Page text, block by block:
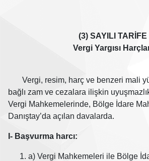
(3) SAYILI TARİFE
Vergi Yargısı
Vergi, resim, harç ve benzeri mali
bağlı zam ve cezalara ilişkin
Vergi Mahkemelerinde, Bölge İdare
Danıştay’da açılan davalarda.
I- Başvurma harcı:
a) Vergi Mahkemeleri ile Bölge